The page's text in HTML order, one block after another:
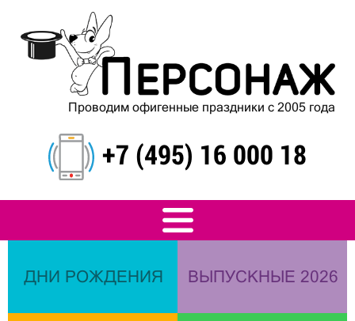
Проводим офигенные праздники с 2005 года
+7 (495) 16 000 18
ДНИ РОЖДЕНИЯ ВЫПУСКНЫЕ 2026